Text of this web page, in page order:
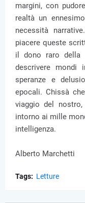
margini, con
realtà un
necessità
piacere queste
il dono raro della
descrivere mondi
speranze e
epocali. Chissà
viaggio del
intorno ai mille
intelligenza.
Alberto Marchetti
Tags: Letture